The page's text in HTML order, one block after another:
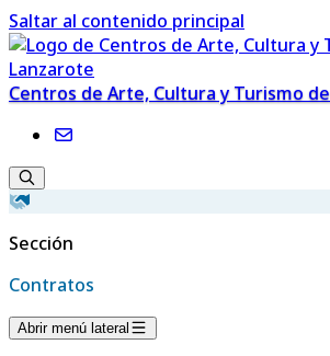
Saltar al contenido principal
Centros de Arte, Cultura y Turismo
Sección
Contratos
Abrir menú lateral